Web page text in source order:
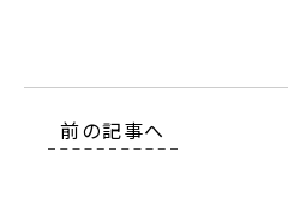
前の記事へ